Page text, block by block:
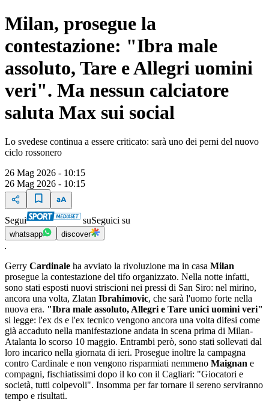
Milan, prosegue la
contestazione: "Ibra male
assoluto, Tare e Allegri uomini
veri". Ma nessun calciatore
saluta Max sui social
Lo svedese continua a essere criticato: sarà uno dei perni del nuovo
ciclo rossonero
26 Mag 2026 - 10:15
26 Mag 2026 - 10:15
Segui suSeguici su
whatsapp discover
Gerry Cardinale ha avviato la rivoluzione ma in casa Milan
prosegue la contestazione del tifo organizzato. Nella notte infatti,
sono stati esposti nuovi striscioni nei pressi di San Siro: nel mirino,
ancora una volta, Zlatan Ibrahimovic, che sarà l'uomo forte nella
nuova era. "Ibra male assoluto, Allegri e Tare unici uomini veri"
si legge: l'ex ds e l'ex tecnico vengono ancora una volta difesi come
già accaduto nella manifestazione andata in scena prima di Milan-
Atalanta lo scorso 10 maggio. Entrambi però, sono stati sollevati dal
loro incarico nella giornata di ieri. Prosegue inoltre la campagna
contro Cardinale e non vengono risparmiati nemmeno Maignan e
compagni, fischiatissimi dopo il ko con il Cagliari: "Giocatori e
società, tutti colpevoli". Insomma per far tornare il sereno serviranno
tempo e risultati.